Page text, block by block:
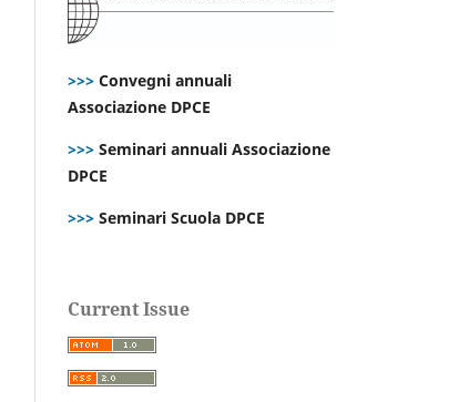
>>> Convegni annuali
Associazione DPCE
>>> Seminari annuali Associazione
DPCE
>>> Seminari Scuola DPCE
Current Issue